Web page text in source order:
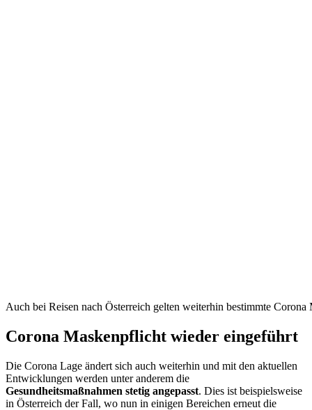
Auch bei Reisen nach Österreich gelten weiterhin bestimmte Corona
Corona Maskenpflicht wieder eingeführt
Die Corona Lage ändert sich auch weiterhin und mit den aktuellen
Entwicklungen werden unter anderem die
Gesundheitsmaßnahmen stetig angepasst. Dies ist beispielsweise
in Österreich der Fall, wo nun in einigen Bereichen erneut die